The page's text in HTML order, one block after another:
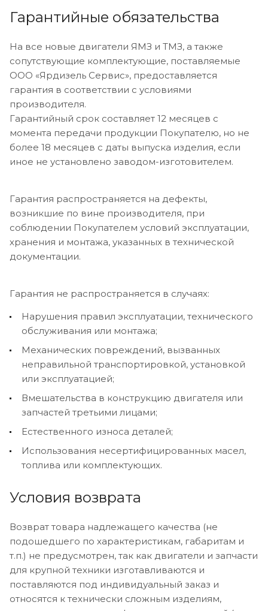
Гарантийные обязательства
На все новые двигатели ЯМЗ и ТМЗ, а также
сопутствующие комплектующие, поставляемые
ООО «Ярдизель Сервис», предоставляется
гарантия в соответствии с условиями
производителя.
Гарантийный срок составляет 12 месяцев с
момента передачи продукции Покупателю, но не
более 18 месяцев с даты выпуска изделия, если
иное не установлено заводом-изготовителем.
Гарантия распространяется на дефекты,
возникшие по вине производителя, при
соблюдении Покупателем условий эксплуатации,
хранения и монтажа, указанных в технической
документации.
Гарантия не распространяется в случаях:
Нарушения правил эксплуатации, технического
обслуживания или монтажа;
Механических повреждений, вызванных
неправильной транспортировкой, установкой
или эксплуатацией;
Вмешательства в конструкцию двигателя или
запчастей третьими лицами;
Естественного износа деталей;
Использования несертифицированных масел,
топлива или комплектующих.
Условия возврата
Возврат товара надлежащего качества (не
подошедшего по характеристикам, габаритам и
т.п.) не предусмотрен, так как двигатели и запчасти
для крупной техники изготавливаются и
поставляются под индивидуальный заказ и
относятся к технически сложным изделиям,